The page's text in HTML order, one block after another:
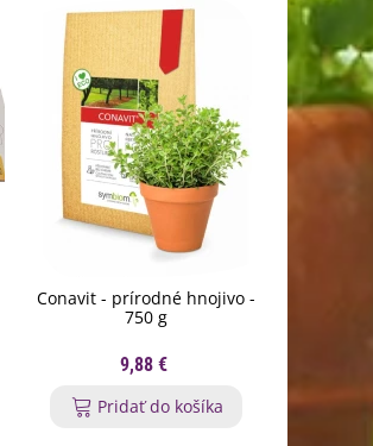
Conavit - prírodné hnojivo -
750 g
9,88 €
Pridať do košíka